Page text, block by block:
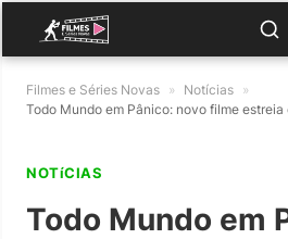
Filmes e Séries Novas » Notícias »
Todo Mundo em Pânico: novo filme estreia
NOTíCIAS
Todo Mundo em